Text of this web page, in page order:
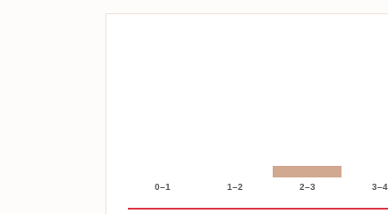
0–1 1–2 2–3 3–4